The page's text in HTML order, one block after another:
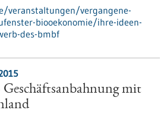
veranstaltungen/vergangene-
biooekonomie/ihre-ideen-
des-bmbf
mit